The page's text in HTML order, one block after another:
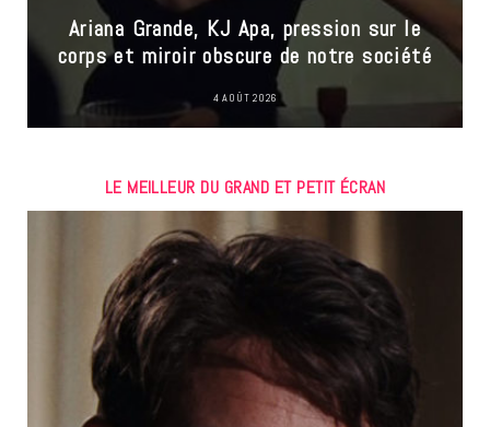
Ariana Grande, KJ Apa, pression sur le
corps et miroir obscure de notre société
4 AOÛT 2026
LE MEILLEUR DU GRAND ET PETIT ÉCRAN